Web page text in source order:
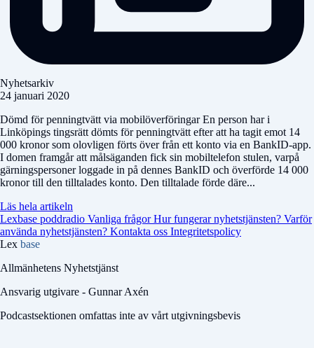
Nyhetsarkiv
24 januari 2020
Dömd för penningtvätt via mobilöverföringar En person har i
Linköpings tingsrätt dömts för penningtvätt efter att ha tagit emot 14
000 kronor som olovligen förts över från ett konto via en BankID-app.
I domen framgår att målsäganden fick sin mobiltelefon stulen, varpå
gärningspersoner loggade in på dennes BankID och överförde 14 000
kronor till den tilltalades konto. Den tilltalade förde däre...
Läs hela artikeln
Lexbase poddradio Vanliga frågorHur fungerar nyhetstjänsten? Varför
använda nyhetstjänsten? Kontakta oss Integritetspolicy
Lex base
Allmänhetens Nyhetstjänst
Ansvarig utgivare - Gunnar Axén
Podcastsektionen omfattas inte av vårt utgivningsbevis